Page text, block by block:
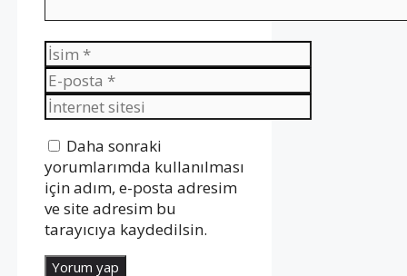
İsim
E-
posta
İnternet
sitesi
Daha sonraki
yorumlarımda kullanılması
için adım, e-posta adresim
ve site adresim bu
tarayıcıya kaydedilsin.